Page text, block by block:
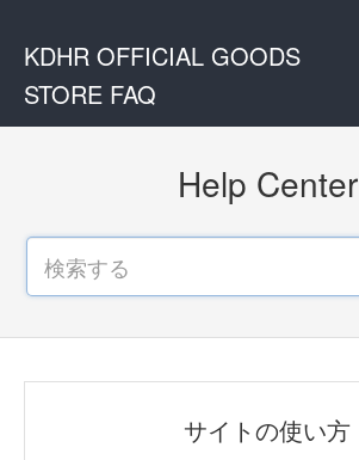
KDHR OFFICIAL GOODS
STORE FAQ
Help Center
サイトの使い方